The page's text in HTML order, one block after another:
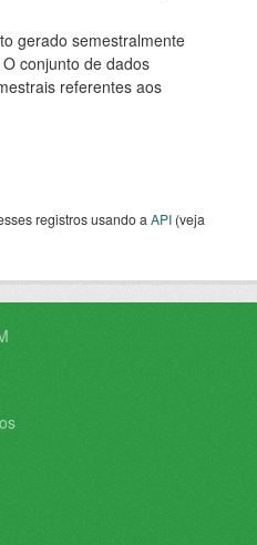
gerado semestralmente
conjunto de dados
referentes aos
registros usando a API (veja